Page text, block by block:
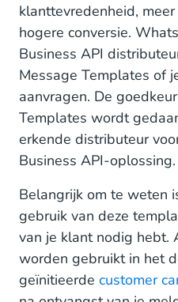
klanttevredenheid,
hogere conversie.
Business API
Message Templates of
aanvragen. De
Templates wordt
erkende distributeur
Business API-oplossing.
Belangrijk om te weten
gebruik van deze
van je klant nodig hebt.
worden gebruikt in het
geïnitieerde customer